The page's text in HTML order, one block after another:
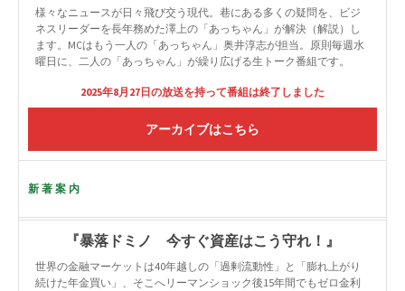
様々なニュースが日々飛び交う現代。巷にある多くの疑問を、ビジ
ネスリーダーを長年務めた澤上の「あっちゃん」が解決（解説）し
ます。MCはもう一人の「あっちゃん」奥井淳志が担当。原則毎週水
曜日に、二人の「あっちゃん」が繰り広げる生トーク番組です。
2025年8月27日の放送を持って番組は終了しました
アーカイブはこちら
新著案内
『暴落ドミノ 今すぐ資産はこう守れ！』
世界の金融マーケットは40年越しの「過剰流動性」と「膨れ上がり
続けた年金買い」、そこへリーマンショック後15年間でもゼロ金利